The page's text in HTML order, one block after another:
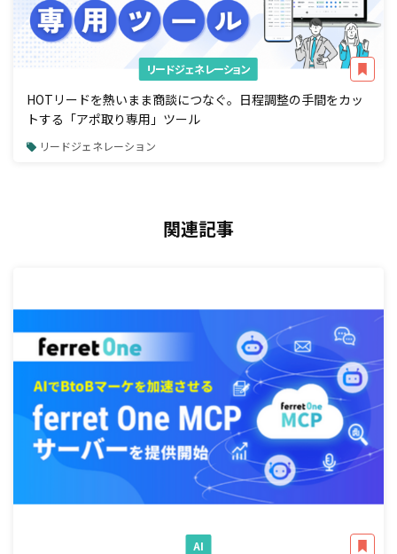
リードジェネレーション
HOTリードを熱いまま商談につなぐ。日程調整の手間をカッ
トする「アポ取り専用」ツール
リードジェネレーション
関連記事
AI